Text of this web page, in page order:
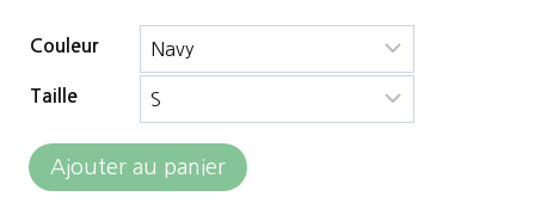
Couleur
Taille
quantité
Ajouter au panier